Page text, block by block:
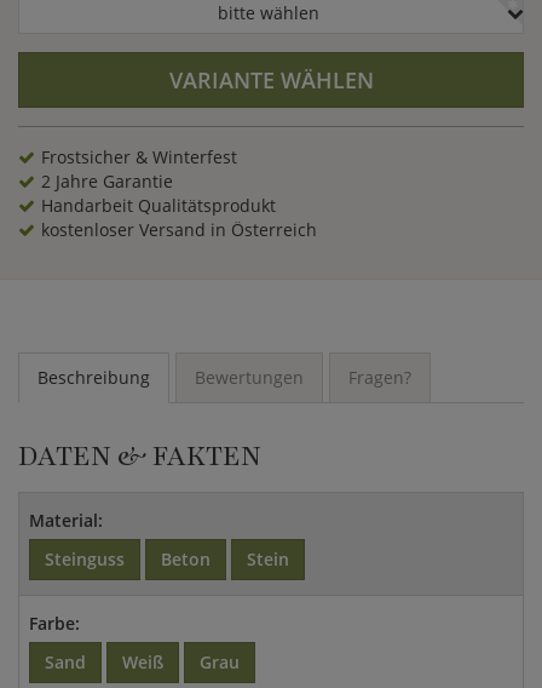
bitte wählen
VARIANTE WÄHLEN
Frostsicher & Winterfest
2 Jahre Garantie
Handarbeit Qualitätsprodukt
kostenloser Versand in Österreich
Beschreibung Bewertungen Fragen?
DATEN & FAKTEN
Material:
Steinguss
Beton Stein
Farbe:
Sand
Weiß Grau